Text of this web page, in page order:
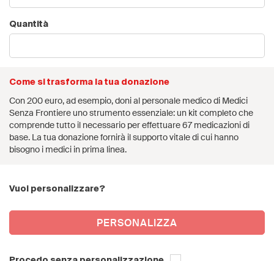
Quantità
Come si trasforma la tua donazione
Con 200 euro, ad esempio, doni al personale medico di Medici
Senza Frontiere uno strumento essenziale: un kit completo che
comprende tutto il necessario per effettuare 67 medicazioni di
base. La tua donazione fornirà il supporto vitale di cui hanno
bisogno i medici in prima linea.
Vuoi personalizzare?
PERSONALIZZA